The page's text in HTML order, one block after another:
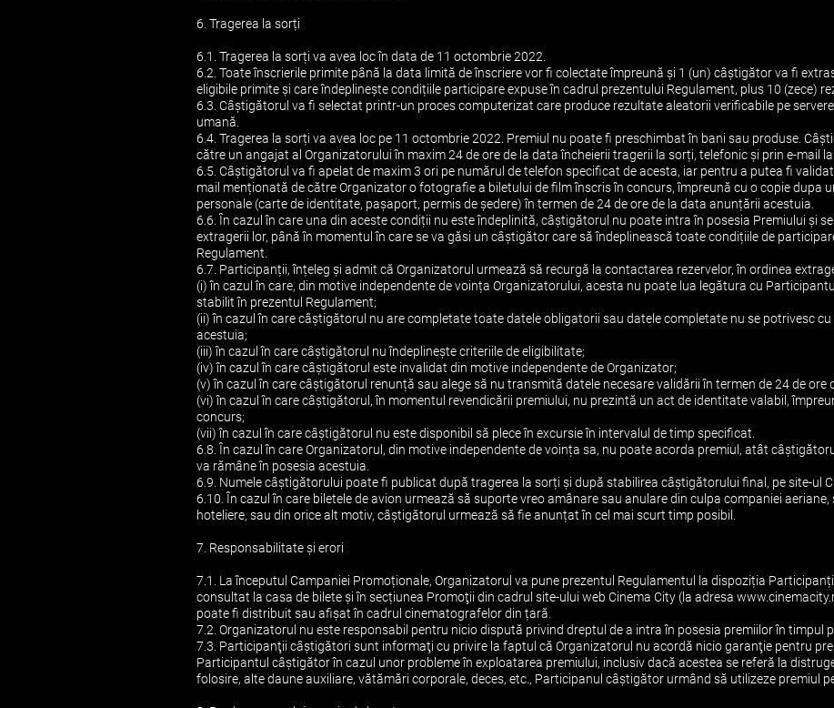
6. Tragerea la sorți
6.1. Tragerea la sorți va avea loc în data de 11 octombrie 2022.
6.2. Toate înscrierile primite până la data limită de înscriere vor fi colectate împreună și 1 (un) câștigător va fi
eligibile primite și care îndeplinește condițiile participare expuse în cadrul prezentului Regulament, plus 10 (zece)
6.3. Câștigătorul va fi selectat printr-un proces computerizat care produce rezultate aleatorii verificabile pe
umană.
6.4. Tragerea la sorți va avea loc pe 11 octombrie 2022. Premiul nu poate fi preschimbat în bani sau produse.
către un angajat al Organizatorului în maxim 24 de ore de la data încheierii tragerii la sorți, telefonic și prin e-mail
6.5. Câștigătorul va fi apelat de maxim 3 ori pe numărul de telefon specificat de acesta, iar pentru a putea fi
mail menționată de către Organizator o fotografie a biletului de film înscris în concurs, împreună cu o copie dupa
personale (carte de identitate, pașaport, permis de ședere) în termen de 24 de ore de la data anunțării acestuia.
6.6. În cazul în care una din aceste condiții nu este îndeplinită, câștigătorul nu poate intra în posesia Premiului și
extragerii lor, până în momentul în care se va găsi un câștigător care să îndeplinească toate condițiile de
Regulament.
6.7. Participanții, înțeleg și admit că Organizatorul urmează să recurgă la contactarea rezervelor, în ordinea
(i) în cazul în care, din motive independente de voința Organizatorului, acesta nu poate lua legătura cu
stabilit în prezentul Regulament;
(ii) în cazul în care câștigătorul nu are completate toate datele obligatorii sau datele completate nu se potrivesc
acestuia;
(iii) în cazul în care câștigătorul nu îndeplinește criteriile de eligibilitate;
(iv) în cazul în care câștigătorul este invalidat din motive independente de Organizator;
(v) în cazul în care câștigătorul renunță sau alege să nu transmită datele necesare validării în termen de 24 de ore
(vi) în cazul în care câștigătorul, în momentul revendicării premiului, nu prezintă un act de identitate valabil,
concurs;
(vii) în cazul în care câștigătorul nu este disponibil să plece în excursie în intervalul de timp specificat.
6.8. În cazul în care Organizatorul, din motive independente de voința sa, nu poate acorda premiul, atât
va rămâne în posesia acestuia.
6.9. Numele câștigătorului poate fi publicat după tragerea la sorți și după stabilirea câștigătorului final, pe site-ul
6.10. În cazul în care biletele de avion urmează să suporte vreo amânare sau anulare din culpa companiei
hoteliere, sau din orice alt motiv, câștigătorul urmează să fie anunțat în cel mai scurt timp posibil.
7. Responsabilitate și erori
7.1. La începutul Campaniei Promoționale, Organizatorul va pune prezentul Regulamentul la dispoziția
consultat la casa de bilete și în secțiunea Promoţii din cadrul site-ului web Cinema City (la adresa
poate fi distribuit sau afișat în cadrul cinematografelor din țară.
7.2. Organizatorul nu este responsabil pentru nicio dispută privind dreptul de a intra în posesia premiilor în timpul
7.3. Participanţii câştigători sunt informaţi cu privire la faptul că Organizatorul nu acordă nicio garanţie pentru
Participantul câştigător în cazul unor probleme în exploatarea premiului, inclusiv dacă acestea se referă la
folosire, alte daune auxiliare, vătămări corporale, deces, etc., Participanul câştigător urmând să utilizeze premiul